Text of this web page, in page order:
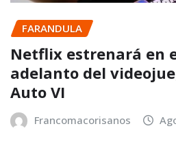
FARANDULA
Netflix estrenará en
adelanto del
Auto VI
Francomacorisanos